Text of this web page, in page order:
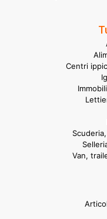
Centri
Van,